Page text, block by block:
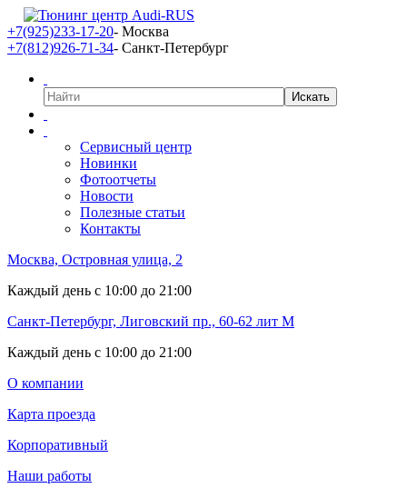
+7(925)233-17-20- Москва
+7(812)926-71-34- Санкт-Петербург
Сервисный центр
Новинки
Фотоотчеты
Новости
Полезные статьи
Контакты
Москва, Островная улица, 2
Каждый день с 10:00 до 21:00
Санкт-Петербург, Лиговский пр., 60-62 лит М
Каждый день с 10:00 до 21:00
О компании
Карта проезда
Корпоративный
Наши работы